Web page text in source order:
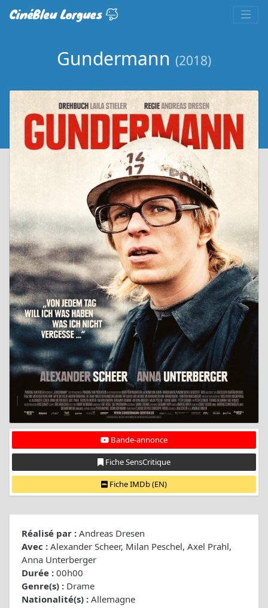
CinéBleu Lorgues
Gundermann (2018)
Bande-annonce
Fiche SensCritique
Fiche IMDb (EN)
Réalisé par : Andreas Dresen
Avec : Alexander Scheer, Milan Peschel, Axel Prahl,
Anna Unterberger
Durée : 00h00
Genre(s) : Drame
Nationalité(s) : Allemagne